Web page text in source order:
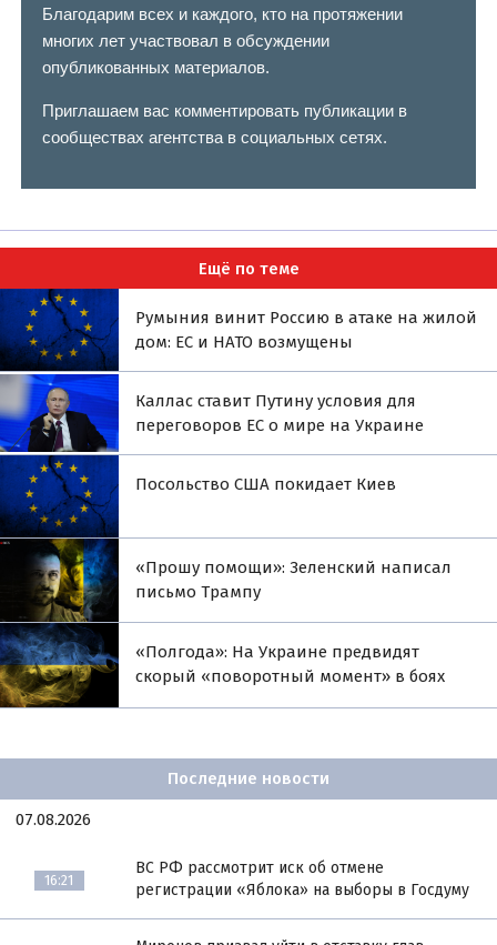
Благодарим всех и каждого, кто на протяжении
многих лет участвовал в обсуждении
опубликованных материалов.
Приглашаем вас комментировать публикации в
сообществах агентства в социальных сетях.
Ещё по теме
Румыния винит Россию в атаке на жилой
дом: ЕС и НАТО возмущены
Каллас ставит Путину условия для
переговоров ЕС о мире на Украине
Посольство США покидает Киев
«Прошу помощи»: Зеленский написал
письмо Трампу
«Полгода»: На Украине предвидят
скорый «поворотный момент» в боях
Последние новости
07.08.2026
16:21
ВС РФ рассмотрит иск об отмене
регистрации «Яблока» на выборы в Госдуму